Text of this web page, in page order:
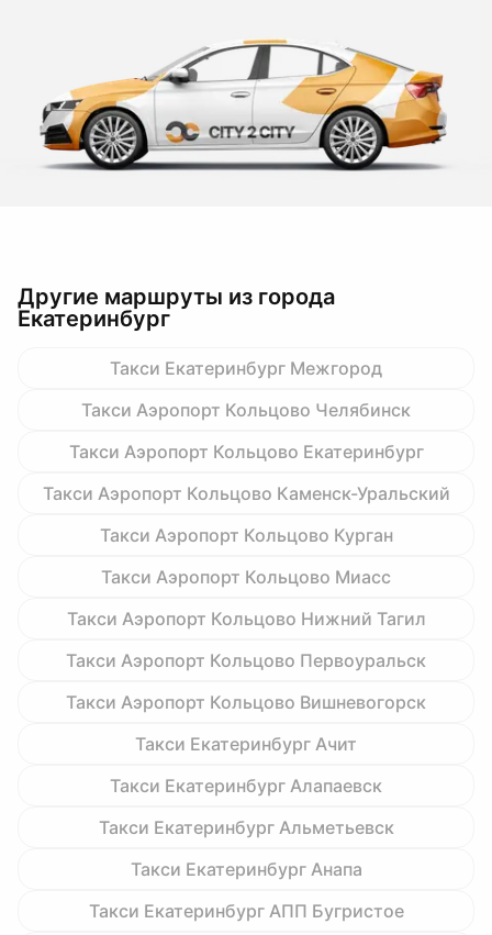
Другие маршруты из города
Екатеринбург
Такси Екатеринбург Межгород
Такси Аэропорт Кольцово Челябинск
Такси Аэропорт Кольцово Екатеринбург
Такси Аэропорт Кольцово Каменск-Уральский
Такси Аэропорт Кольцово Курган
Такси Аэропорт Кольцово Миасс
Такси Аэропорт Кольцово Нижний Тагил
Такси Аэропорт Кольцово Первоуральск
Такси Аэропорт Кольцово Вишневогорск
Такси Екатеринбург Ачит
Такси Екатеринбург Алапаевск
Такси Екатеринбург Альметьевск
Такси Екатеринбург Анапа
Такси Екатеринбург АПП Бугристое